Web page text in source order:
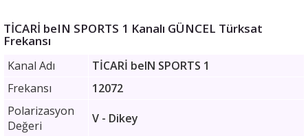
TİCARİ beIN SPORTS 1 Kanalı GÜNCEL Türksat
Frekansı
Kanal Adı
TİCARİ beIN SPORTS 1
Frekansı
12072
Polarizasyon
Değeri
V - Dikey